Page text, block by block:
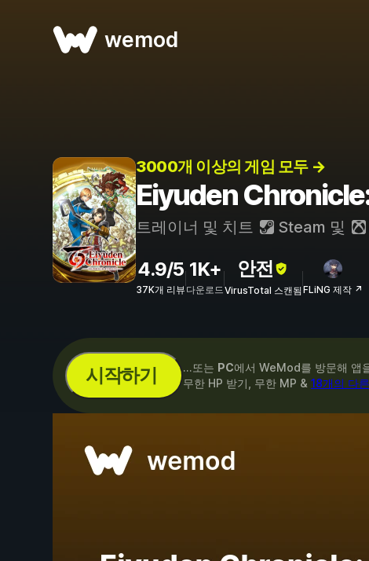
wemod
3000개 이상의 게임 모두 →
Eiyuden
트레이너 및 치트 Steam 및
4.9/5
37K개 리뷰
1K+
다운로드
안전
VirusTotal 스캔됨FLiNG 제작 ↗
시작하기 ...또는 PC에서 WeMod를 방문해 앱
무한 HP 받기, 무한 MP & 18개의 다